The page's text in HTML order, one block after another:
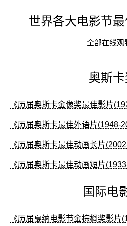
世界各大电影节
全部在线观
奥斯卡
《历届奥斯卡金像奖最佳影片
《历届奥斯卡最佳外语片(1948-
《历届奥斯卡最佳动画长片
《历届奥斯卡最佳动画短片
国际电
《历届戛纳电影节金棕榈奖影片